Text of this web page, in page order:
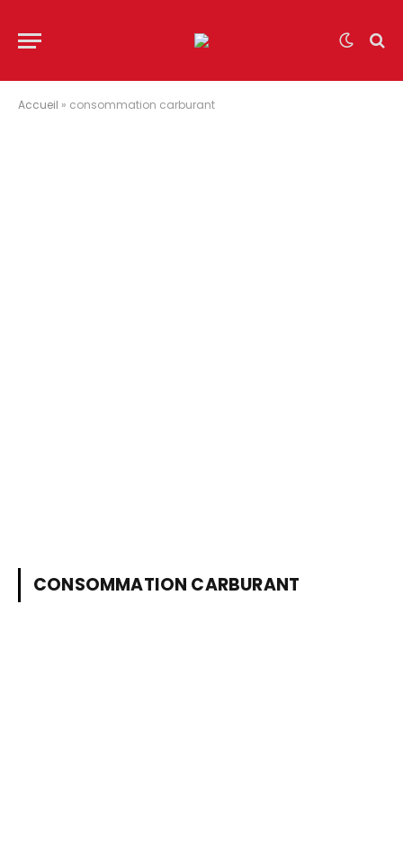
Accueil » consommation carburant
CONSOMMATION CARBURANT